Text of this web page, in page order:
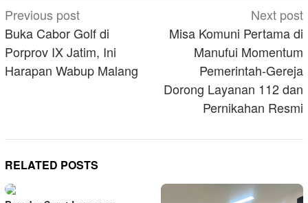
Post
navigation
Previous post
Buka Cabor Golf di
Porprov IX Jatim, Ini
Harapan Wabup Malang
Next post
Misa Komuni Pertama di
Manufui Momentum
Pemerintah-Gereja
Dorong Layanan 112 dan
Pernikahan Resmi
RELATED POSTS